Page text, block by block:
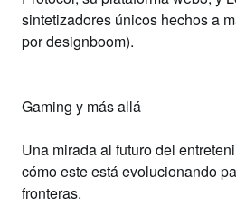
sintetizadores únicos hechos a
pordesignboom).
Gaming y más allá
Una mirada al futuro del
cómo este está evolucionando
fronteras.